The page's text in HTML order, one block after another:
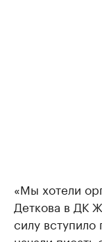
«Мы хотели
Деткова в ДК
силу